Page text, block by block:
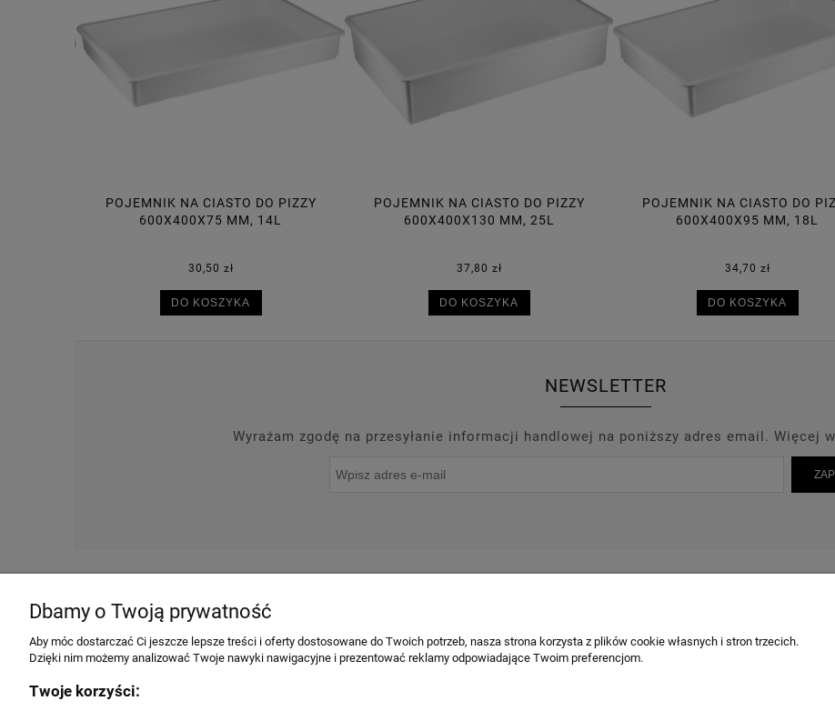
POJEMNIK NA CIASTO DO PIZZY
600X400X75 MM, 14L
30,50 zł
DO KOSZYKA
POJEMNIK NA CIASTO DO PIZZY
600X400X130 MM, 25L
37,80 zł
DO KOSZYKA
POJEMNIK NA CIASTO DO
600X400X95 MM, 18L
34,70 zł
DO KOSZYKA
NEWSLETTER
Wyrażam zgodę na przesyłanie informacji handlowej na poniższy adres email. Więcej
O NAS NOWOŚCI PROMOCJE PRODUCENCI OUTLET BLOG
INFORMACJE
Producenci
OBSŁUGA KLIENTA
Dbamy o Twoją prywatność
Aby móc dostarczać Ci jeszcze lepsze treści i oferty dostosowane do Twoich potrzeb, nasza strona korzysta z plików cookie własnych i stron trzecich.
Dzięki nim możemy analizować Twoje nawyki nawigacyjne i prezentować reklamy odpowiadające Twoim preferencjom.
Twoje korzyści: